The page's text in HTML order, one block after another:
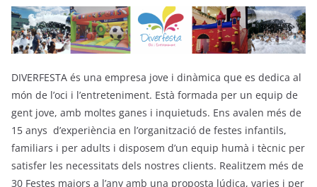
DIVERFESTA és una empresa jove i dinàmica que es dedica al
món de l’oci i l’entreteniment. Està formada per un equip de
gent jove, amb moltes ganes i inquietuds. Ens avalen més de
15 anys d’experiència en l’organització de festes infantils,
familiars i per adults i disposem d’un equip humà i tècnic per
satisfer les necessitats dels nostres clients. Realitzem més de
30 Festes majors a l’any amb una proposta lúdica, varies i per